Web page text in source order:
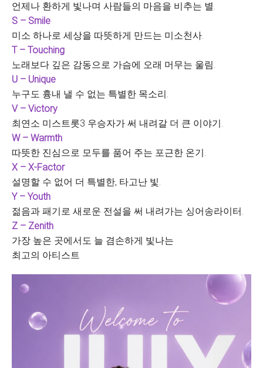
언제나 환하게 빛나며 사람들의 마음을 비추는 별.
S – Smile
미소 하나로 세상을 따뜻하게 만드는 미소천사.
T – Touching
노래보다 깊은 감동으로 가슴에 오래 머무는 울림.
U – Unique
누구도 흉내 낼 수 없는 특별한 목소리.
V – Victory
최연소 미스트롯3 우승자가 써 내려갈 더 큰 이야기.
W – Warmth
따뜻한 진심으로 모두를 품어 주는 포근한 온기.
X – X-Factor
설명할 수 없어 더 특별한, 타고난 빛.
Y – Youth
젊음과 패기로 새로운 전설을 써 내려가는 싱어송라이터.
Z – Zenith
가장 높은 곳에서도 늘 겸손하게 빛나는
최고의 아티스트